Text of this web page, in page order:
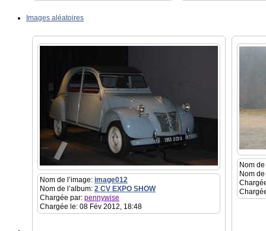
Images aléatoires
Nom de l’image: image012
Nom de l’album: 2 CV EXPO SHOW
Chargée par: pennywise
Chargée le: 08 Fév 2012, 18:48
Nom
Nom